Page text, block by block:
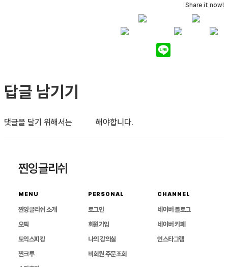
Share it now!
답글 남기기
댓글을 달기 위해서는 해야합니다.
찐잉글리쉬
MENU
찐잉글리쉬 소개
오픽
토익스피킹
찐크루
PERSONAL
로그인
회원가입
나의 강의실
비회원 주문조회
CHANNEL
네이버 블로그
네이버 카페
인스타그램